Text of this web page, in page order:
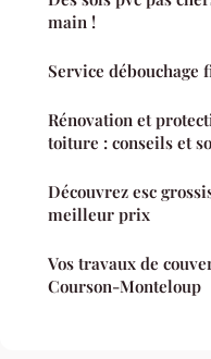
main !
Service débouchage
Rénovation et
toiture : conseils et
Découvrez esc
meilleur prix
Vos travaux de
Courson-Monteloup